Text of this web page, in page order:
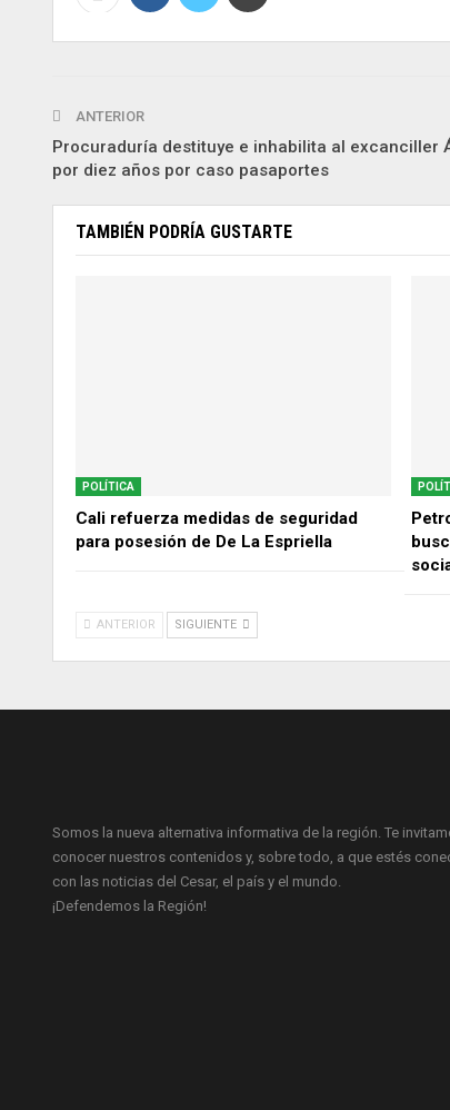
ANTERIOR
Procuraduría destituye e inhabilita al excanciller
por diez años por caso pasaportes
TAMBIÉN PODRÍA GUSTARTE
POLÍTICA
Cali refuerza medidas de seguridad
para posesión de De La Espriella
ANTERIOR SIGUIENTE
Somos la nueva alternativa informativa de la región. Te
conocer nuestros contenidos y, sobre todo, a que estés
con las noticias del Cesar, el país y el mundo.
¡Defendemos la Región!